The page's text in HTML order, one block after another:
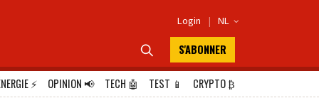
Login | NL 
 S'ABONNER
⚡ OPINION📢 TECH 🤖 TEST 📱 CRYPTO₿